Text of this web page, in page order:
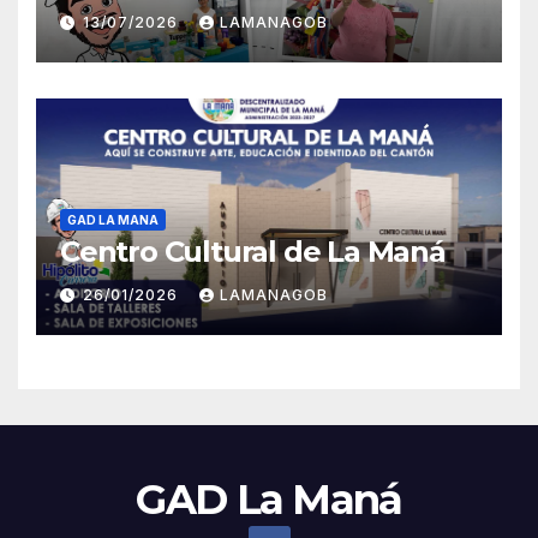
13/07/2026 LAMANAGOB
GAD LA MANA
Centro Cultural de La Maná
26/01/2026 LAMANAGOB
GAD La Maná